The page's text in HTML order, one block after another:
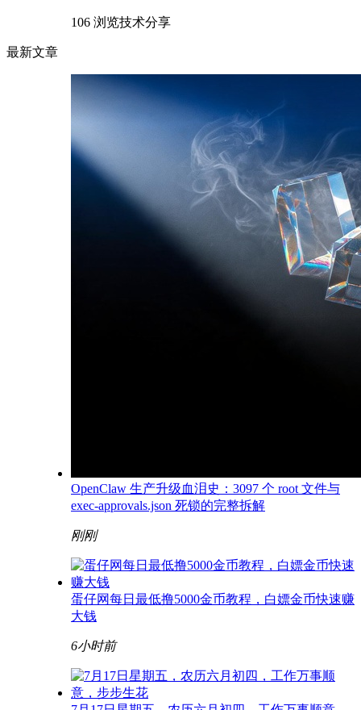
106 浏览技术分享
最新文章
OpenClaw 生产升级血泪史：3097 个 root 文件与
exec-approvals.json 死锁的完整拆解
刚刚
蛋仔网每日最低撸5000金币教程，白嫖金币快速赚
大钱
6小时前